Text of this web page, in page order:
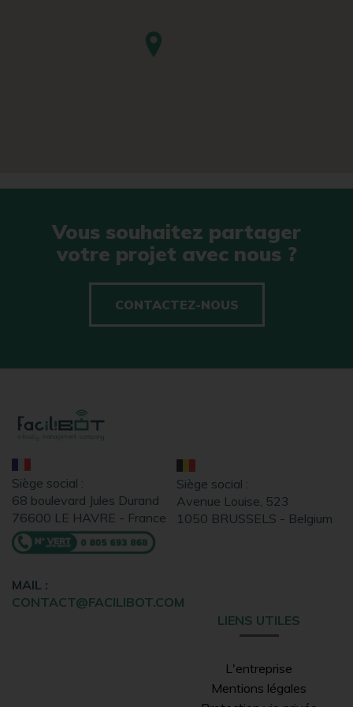
Vous souhaitez partager
votre projet avec nous ?
CONTACTEZ-NOUS
Siège social :
68 boulevard Jules Durand
76600 LE HAVRE - France
MAIL :
CONTACT@FACILIBOT.COM
Siège social :
Avenue Louise, 523
1050 BRUSSELS - Belgium
LIENS UTILES
L'entreprise
Mentions légales